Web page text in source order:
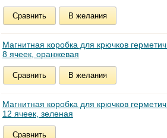
Сравнить В желания
Магнитная коробка для крючков
8 ячеек, оранжевая
Сравнить В желания
Магнитная коробка для крючков
12 ячеек, зеленая
Сравнить